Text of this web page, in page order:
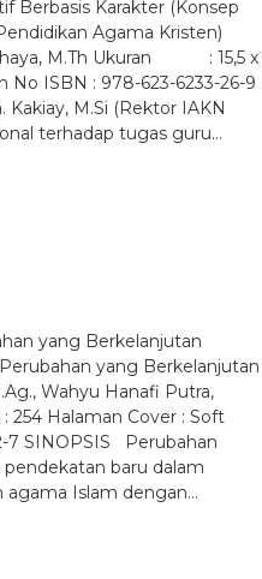
Karakter (Konsep
Agama Kristen)
M.Th Ukuran : 15,5 x
: 978-623-6233-26-9
M.Si (Rektor IAKN
terhadap tugas guru…
yang Berkelanjutan
yang Berkelanjutan
Wahyu Hanafi Putra,
: 254 Halaman Cover : Soft
7 SINOPSIS Perubahan
baru dalam
agama Islam dengan…